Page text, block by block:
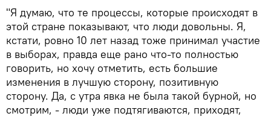
"Я думаю, что те процессы, которые происходят в
этой стране показывают, что люди довольны. Я,
кстати, ровно 10 лет назад тоже принимал участие
в выборах, правда еще рано что-то полностью
говорить, но хочу отметить, есть большие
изменения в лучшую сторону, позитивную
сторону. Да, с утра явка не была такой бурной, но
смотрим, - люди уже подтягиваются, приходят,